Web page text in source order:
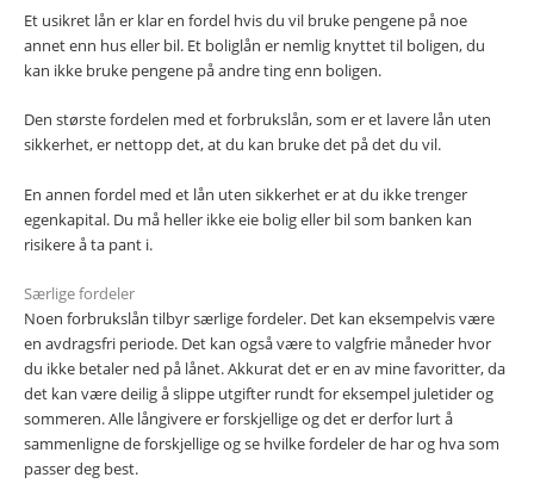
Et usikret lån er klar en fordel hvis du vil bruke pengene på noe
annet enn hus eller bil. Et boliglån er nemlig knyttet til boligen, du
kan ikke bruke pengene på andre ting enn boligen.
Den største fordelen med et forbrukslån, som er et lavere lån uten
sikkerhet, er nettopp det, at du kan bruke det på det du vil.
En annen fordel med et lån uten sikkerhet er at du ikke trenger
egenkapital. Du må heller ikke eie bolig eller bil som banken kan
risikere å ta pant i.
Særlige fordeler
Noen forbrukslån tilbyr særlige fordeler. Det kan eksempelvis være
en avdragsfri periode. Det kan også være to valgfrie måneder hvor
du ikke betaler ned på lånet. Akkurat det er en av mine favoritter, da
det kan være deilig å slippe utgifter rundt for eksempel juletider og
sommeren. Alle långivere er forskjellige og det er derfor lurt å
sammenligne de forskjellige og se hvilke fordeler de har og hva som
passer deg best.